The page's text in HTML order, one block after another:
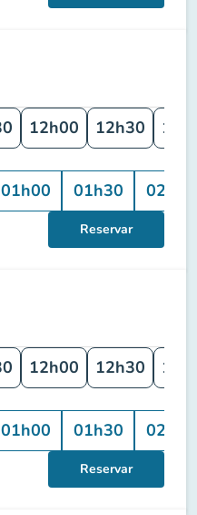
12h00 12h30
01h00 01h30 02h00
Reservar
12h00 12h30
01h00 01h30 02h00
Reservar